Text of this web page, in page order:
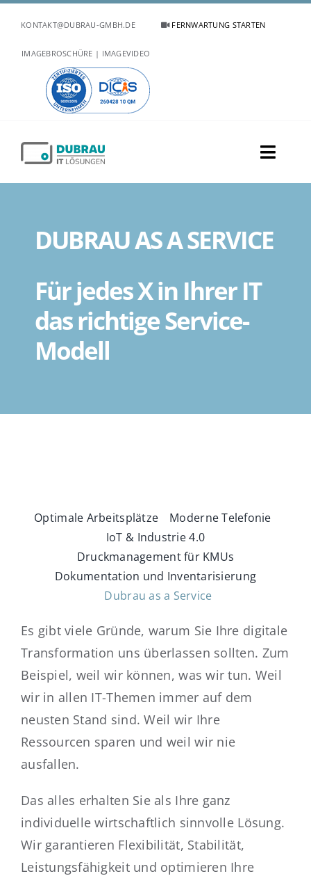
Inhalt
springen
KONTAKT@DUBRAU-GMBH.DE FERNWARTUNG STARTEN
IMAGEBROSCHÜRE | IMAGEVIDEO
PORTFOLIO
BRANCHEN
SUPPORT
KONTAKT
DUBRAU AS A SERVICE
Für jedes X in Ihrer IT
das richtige Service-
Modell
Optimale Arbeitsplätze
Moderne Telefonie
IoT & Industrie 4.0
Druckmanagement für KMUs
Dokumentation und Inventarisierung
Dubrau as a Service
Es gibt viele Gründe, warum Sie Ihre digitale
Transformation uns überlassen sollten. Zum
Beispiel, weil wir können, was wir tun. Weil
wir in allen IT-Themen immer auf dem
neusten Stand sind. Weil wir Ihre
Ressourcen sparen und weil wir nie
ausfallen.
Das alles erhalten Sie als Ihre ganz
individuelle wirtschaftlich sinnvolle Lösung.
Wir garantieren Flexibilität, Stabilität,
Leistungsfähigkeit und optimieren Ihre